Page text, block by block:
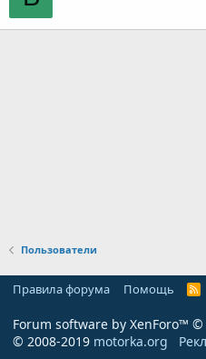
Пользователи
Правила форума Помощь
R
Forum software by XenForo™ ©
© 2008-2019 motorka.org